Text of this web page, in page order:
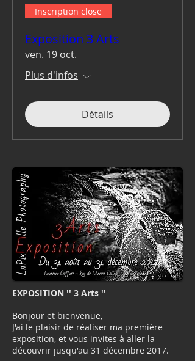
Inscription close
Exposition 3 Arts
ven. 19 oct.
Plus d'infos
Détails
EXPOSITION '' 3 Arts ''
Bonjour et bienvenue,
J'ai le plaisir de réaliser ma première
exposition, et vous invites à aller la
découvrir jusqu'au 31 décembre 2017.